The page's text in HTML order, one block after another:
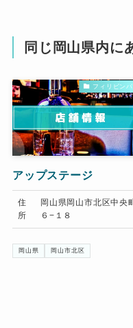
同じ岡山県内に
フィリピン
アップステージ
住
所
岡山県岡山市北区中央
６−１８
岡山県 岡山市北区